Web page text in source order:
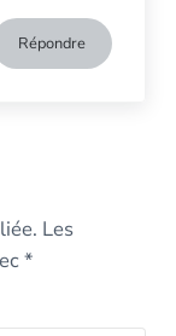
Répondre
Les
*